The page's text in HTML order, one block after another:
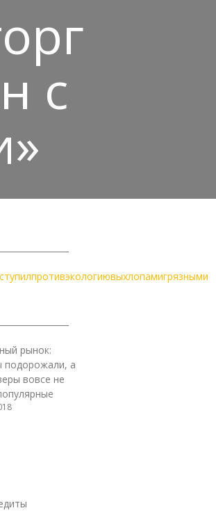
с
противэкологиювыхлопамигрязными
рынок:
подорожали, а
вовсе не